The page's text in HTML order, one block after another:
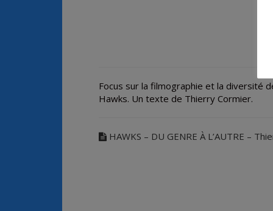
Focus sur la filmographie et la diversité
Hawks. Un texte de Thierry Cormier.
HAWKS – DU GENRE À L’AUTRE –